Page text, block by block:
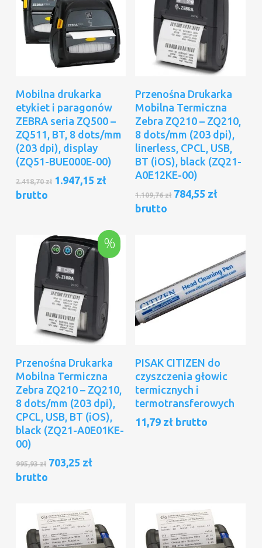
Dodaj Do Koszyka
Mobilna drukarka
etykiet i paragonów
ZEBRA seria ZQ500 –
ZQ511, BT, 8 dots/mm
(203 dpi), display
(ZQ51-BUE000E-00)
2.418,70zł Pierwotna
1.947,15 złAktualna
wynosi:
brutto
Dodaj Do Koszyka
Przenośna Drukarka
Mobilna Termiczna
Zebra ZQ210 – ZQ210,
8 dots/mm (203 dpi),
linerless, CPCL, USB,
BT (iOS), black (ZQ21-
A0E12KE-00)
1.109,76zł Pierwotna
784,55 złAktualna
brutto
%
Dodaj Do Koszyka
Przenośna Drukarka
Mobilna Termiczna
Zebra ZQ210 – ZQ210,
8 dots/mm (203 dpi),
CPCL, USB, BT (iOS),
black (ZQ21-A0E01KE-
00)
995,93zł Pierwotna
703,25 złAktualna
brutto
Dodaj Do Koszyka
PISAK CITIZEN do
czyszczenia głowic
termicznych i
termotransferowych
11,79 zł brutto